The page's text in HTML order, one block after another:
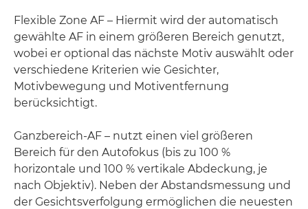
Flexible Zone AF – Hiermit wird der automatisch
gewählte AF in einem größeren Bereich genutzt,
wobei er optional das nächste Motiv auswählt oder
verschiedene Kriterien wie Gesichter,
Motivbewegung und Motiventfernung
berücksichtigt.
Ganzbereich-AF – nutzt einen viel größeren
Bereich für den Autofokus (bis zu 100 %
horizontale und 100 % vertikale Abdeckung, je
nach Objektiv). Neben der Abstandsmessung und
der Gesichtsverfolgung ermöglichen die neuesten